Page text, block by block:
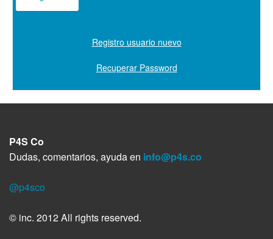
login
Registro usuario nuevo
Recuperar Password
P4S Co
Dudas, comentarios, ayuda en info@p4s.co
@p4sco
© inc. 2012 All rights reserved.